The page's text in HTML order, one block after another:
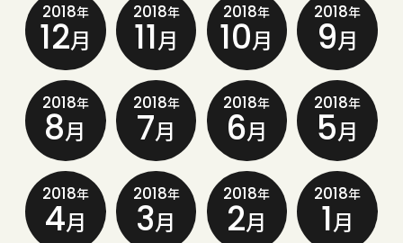
2018年
12月
2018年
11月
2018年
10月
2018年
9月
2018年
8月
2018年
7月
2018年
6月
2018年
5月
2018年
4月
2018年
3月
2018年
2月
2018年
1月